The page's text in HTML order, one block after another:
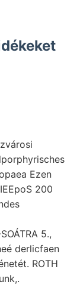
Ezen
200
5.,
derlicfaen
ROTH